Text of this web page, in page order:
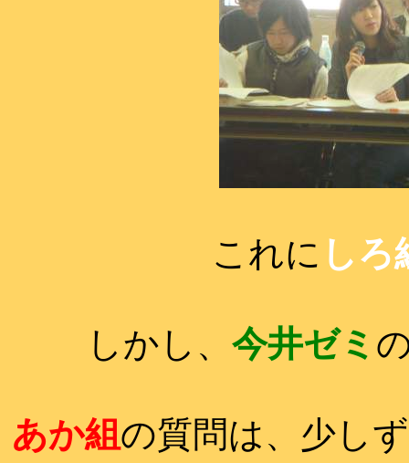
これに しろ
しかし、 今井ゼミ
あか組 の質問は、少し